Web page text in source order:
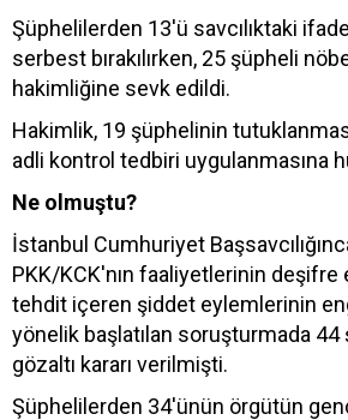
Şüphelilerden 13'ü savcılıktaki
serbest bırakılırken, 25 şüpheli
hakimliğine sevk edildi.
Hakimlik, 19 şüphelinin
adli kontrol tedbiri uygulanmasına
Ne olmuştu?
İstanbul Cumhuriyet
PKK/KCK'nın faaliyetlerinin deşifre
tehdit içeren şiddet eylemlerinin
yönelik başlatılan soruşturmada 44
gözaltı kararı verilmişti.
Şüphelilerden 34'ünün örgütün